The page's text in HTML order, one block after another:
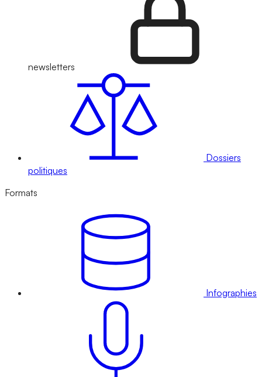
newsletters
Dossiers
politiques
Formats
Infographies